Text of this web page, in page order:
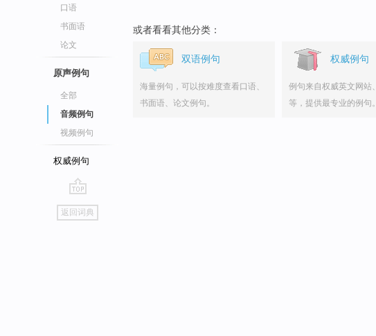
口语
书面语
论文
原声例句
全部
音频例句
视频例句
权威例句
go
top
返回词典
或者看看其他分类：
双语例句
海量例句，可以按难度查看口语、
书面语、论文例句。
权威例句
例句来自权威英文网站
等，提供最专业的例句。